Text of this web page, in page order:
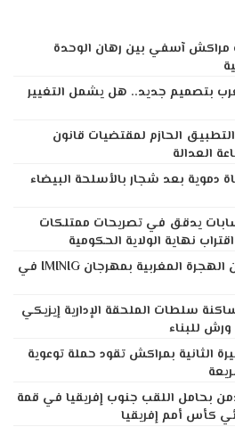
مراكش آسفي بين رهان الوحدة
بتصميم جديد.. هل يشمل التغيير
التطبيق الحازم لمقتضيات قانون
العدالة
بعد شجار بالأسلحة البيضاء
يدقق في تصريحات ممتلكات
نهاية الولاية الحكومية
أكادير تحتفي بقرن من الهجرة المغربية بمهرجان IMINIG في
سلطات الملحقة الإدارية إيزيكي
للبناء
الثانية بمراكش تقود حملة توعوية
بحامل اللقب جنوب إفريقيا في قمة
كأس أمم إفريقيا